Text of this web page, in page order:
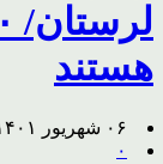
هستند
۰۶ شهریور ۱۴۰۱
۰